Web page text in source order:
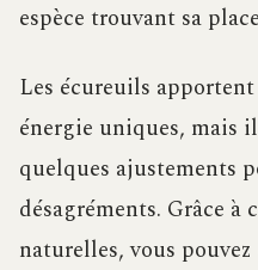
espèce trouvant sa
Les écureuils
énergie uniques, mais
quelques ajustements
désagréments. Grâce à
naturelles, vous